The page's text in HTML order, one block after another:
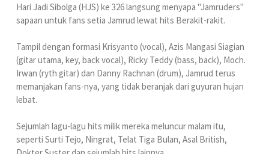
Hari Jadi Sibolga (HJS) ke 326 langsung menyapa "Jamruders"
sapaan untuk fans setia Jamrud lewat hits Berakit-rakit.
Tampil dengan formasi Krisyanto (vocal), Azis Mangasi Siagian
(gitar utama, key, back vocal), Ricky Teddy (bass, back), Moch.
Irwan (ryth gitar) dan Danny Rachnan (drum), Jamrud terus
memanjakan fans-nya, yang tidak beranjak dari guyuran hujan
lebat.
Sejumlah lagu-lagu hits milik mereka meluncur malam itu,
seperti Surti Tejo, Ningrat, Telat Tiga Bulan, Asal British,